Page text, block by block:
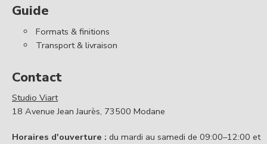
Guide
Formats & finitions
Transport & livraison
Contact
Studio Viart
18 Avenue Jean Jaurès, 73500 Modane
Horaires d'ouverture : du mardi au samedi de 09:00–12:00 et